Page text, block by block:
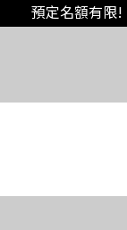
預定名額有限!